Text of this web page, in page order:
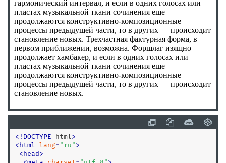
< ! DOCTYPE html >
< html lang= " ru " >
< head >
:root
:seeking
:stalled
:target
:user-invalid
:user-valid
:valid
:visited
:volume-locked
@document
@font-face